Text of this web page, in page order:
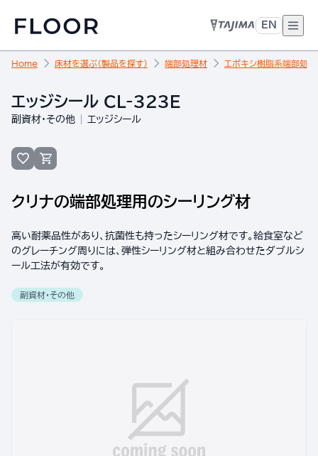
EN
Home 床材を選ぶ（製品を探す） 端部処理材 エポキシ樹脂系端部処理
エッジシール CL-323E
副資材・その他 エッジシール
クリナの端部処理用のシーリング材
高い耐薬品性があり、抗菌性も持ったシーリング材です。給食室など
のグレーチング周りには、弾性シーリング材と組み合わせたダブルシ
ール工法が有効です。
副資材・その他